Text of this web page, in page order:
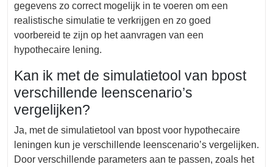
gegevens zo correct mogelijk in te voeren om een
realistische simulatie te verkrijgen en zo goed
voorbereid te zijn op het aanvragen van een
hypothecaire lening.
Kan ik met de simulatietool van bpost
verschillende leenscenario’s
vergelijken?
Ja, met de simulatietool van bpost voor hypothecaire
leningen kun je verschillende leenscenario’s vergelijken.
Door verschillende parameters aan te passen, zoals het